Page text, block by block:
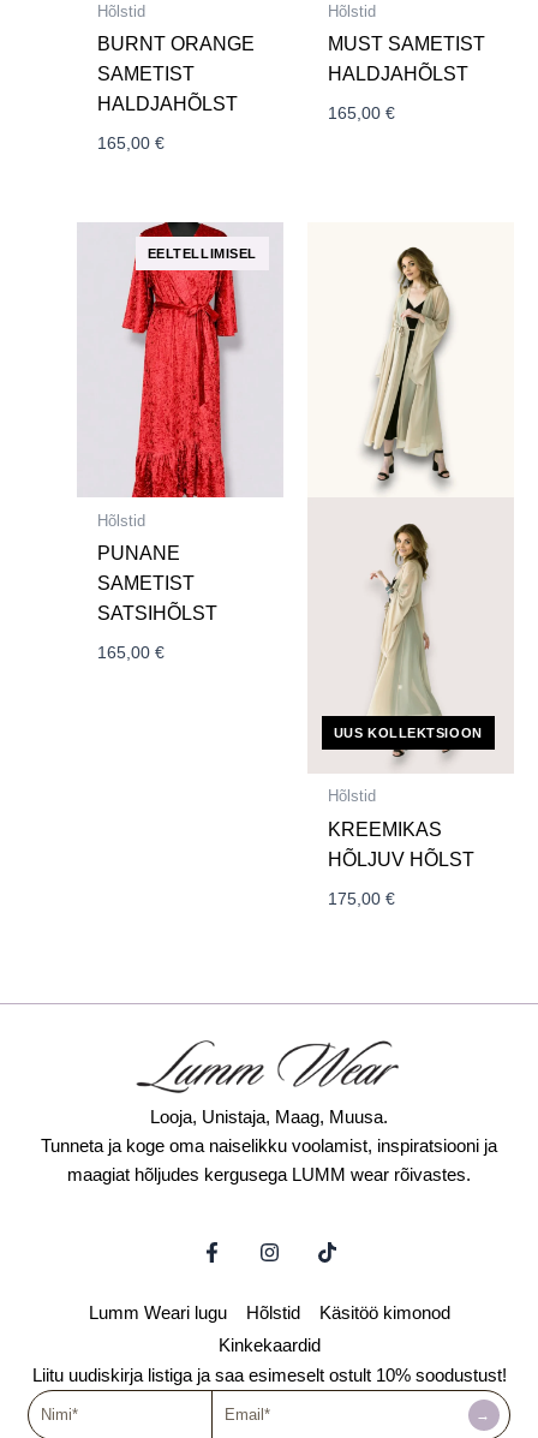
Hõlstid
BURNT ORANGE
SAMETIST
HALDJAHÕLST
165,00€
Hõlstid
MUST SAMETIST
HALDJAHÕLST
165,00€
Hõlstid
PUNANE
SAMETIST
SATSIHÕLST
165,00€
UUS KOLLEKTSIOON
Hõlstid
KREEMIKAS
HÕLJUV HÕLST
175,00€
Looja, Unistaja, Maag, Muusa.
Tunneta ja koge oma naiselikku voolamist, inspiratsiooni ja
maagiat hõljudes kergusega LUMM wear rõivastes.
F
a
b
o
k
I
n
t
a
g
r
a
m
T
i
t
o
Lumm Weari lugu Hõlstid
Käsitöö kimonod
Kinkekaardid
Liitu uudiskirja listiga ja saa esimeselt ostult 10% soodustust!
Nimi
→